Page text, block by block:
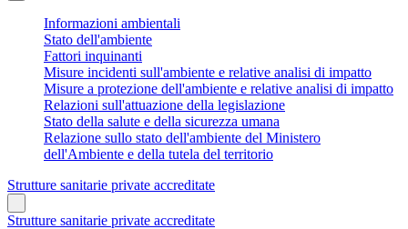
Informazioni ambientali
Stato dell'ambiente
Fattori inquinanti
Misure incidenti sull'ambiente e relative analisi di impatto
Misure a protezione dell'ambiente e relative analisi di impatto
Relazioni sull'attuazione della legislazione
Stato della salute e della sicurezza umana
Relazione sullo stato dell'ambiente del Ministero
dell'Ambiente e della tutela del territorio
Strutture sanitarie private accreditate
Strutture sanitarie private accreditate